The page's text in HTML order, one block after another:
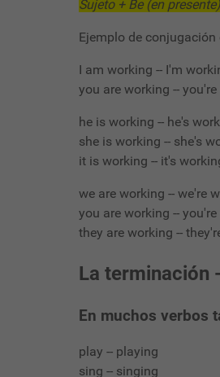
Sujeto + Be (en
Ejemplo de
I am working -- I'm
you are working --
he is working -- he's
she is working -- she's
it is working -- it's
we are working -- we're
you are working --
they are working --
La terminación
En muchos verbos
play -- playing
sing -- singing